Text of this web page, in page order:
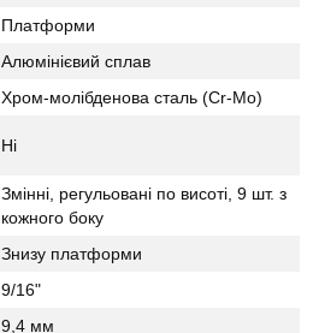
Платформи
Алюмінієвий сплав
Хром-молібденова сталь (Cr-Mo)
Ні
Змінні, регульовані по висоті, 9 шт. з
кожного боку
Знизу платформи
9/16"
9,4 мм